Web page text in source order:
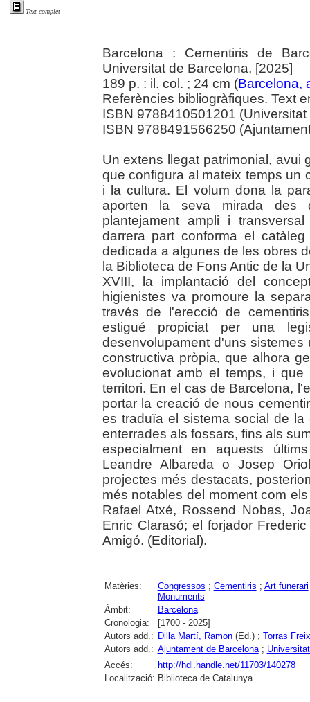
Text complet
Barcelona : Cementiris de
Universitat de Barcelona, [2025]
189 p. : il. col. ; 24 cm (Barcelona,
Referències bibliogràfiques. Text
ISBN 9788410501201
ISBN 9788491566250
Un extens llegat patrimonial, avui
que configura al mateix temps un
i la cultura. El volum dona la
aporten la seva mirada des
plantejament ampli i
darrera part conforma el
dedicada a algunes de les obres
la Biblioteca de Fons Antic de la
XVIII, la implantació del
higienistes va promoure la
través de l'erecció de
estigué propiciat per una
desenvolupament d'uns
constructiva pròpia, que alhora
evolucionat amb el temps, i
territori. En el cas de Barcelona,
portar la creació de nous
es traduïa el sistema social de
enterrades als fossars, fins als
especialment en aquests
Leandre Albareda o Josep
projectes més destacats,
més notables del moment com
Rafael Atxé, Rossend Nobas,
Enric Clarasó; el forjador
Amigó. (Editorial).
Matèries: Congressos ; Cementiris ; Art funerari
Monuments
Àmbit:
Barcelona
Cronologia:
[1700 - 2025]
Autors add.: Dilla Martí, Ramon(Ed.) ; Torras
Autors add.: Ajuntament de Barcelona;
Accés:
http://hdl.handle.net/11703/140278
Localització: Biblioteca de Catalunya